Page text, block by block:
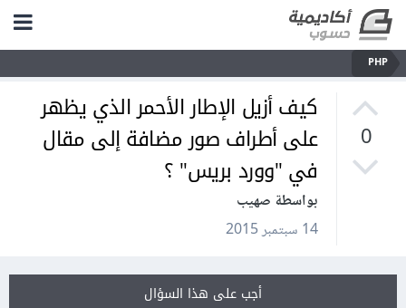
PHP
0
كيف أزيل الإطار الأحمر الذي يظهر
على أطراف صور مضافة إلى مقال
في "وورد بريس" ؟
بواسطة صهيب
14 سبتمبر 2015
أجب على هذا السؤال